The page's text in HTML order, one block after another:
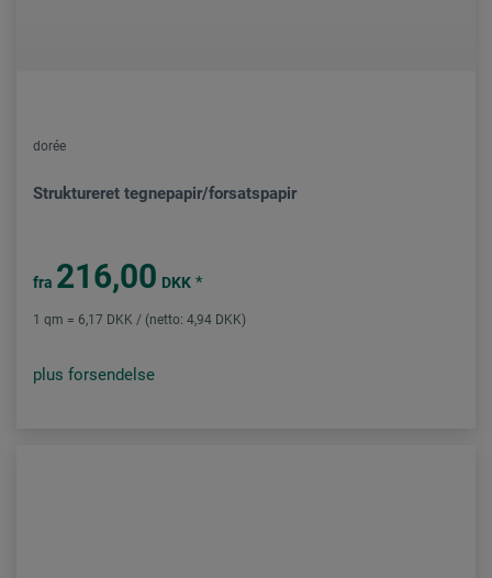
dorée
Struktureret tegnepapir/forsatspapir
fra 216,00 DKK *
1 qm = 6,17 DKK / (netto: 4,94 DKK)
plus forsendelse